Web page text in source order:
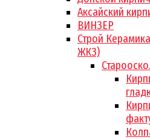
Аксайский
ВИНЗЕР
Строй
ЖКЗ)